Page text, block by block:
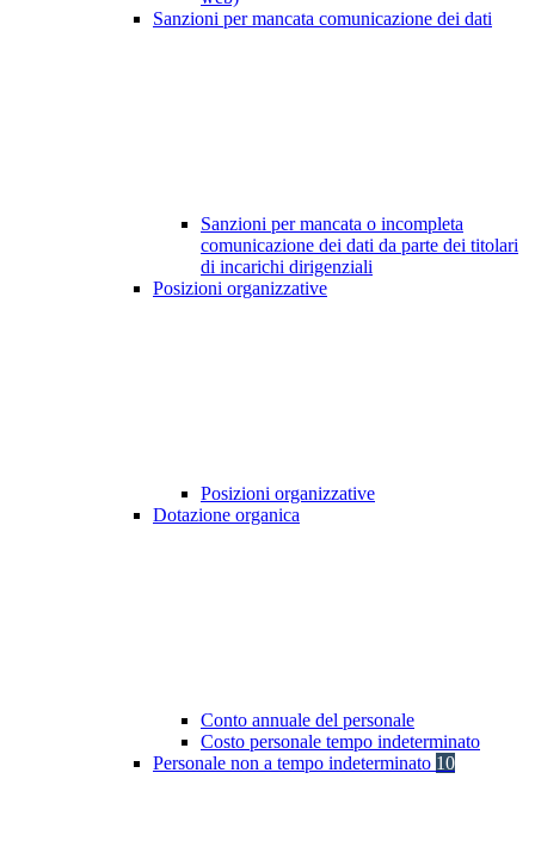
Sanzioni per mancata comunicazione dei dati
Sanzioni per mancata o incompleta
comunicazione dei dati da parte dei titolari
di incarichi dirigenziali
Posizioni organizzative
Posizioni organizzative
Dotazione organica
Conto annuale del personale
Costo personale tempo indeterminato
Personale non a tempo indeterminato 10